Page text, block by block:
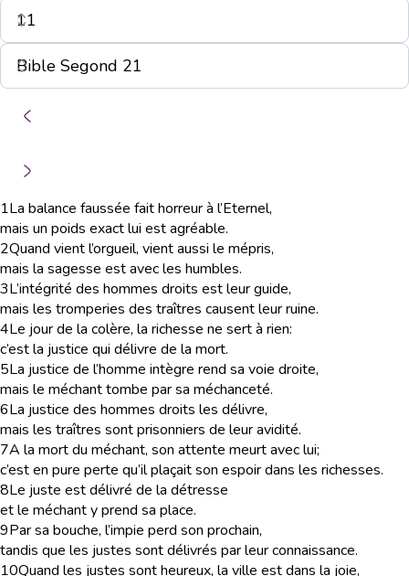
1La balance faussée fait horreur à l’Eternel,
mais un poids exact lui est agréable.
2Quand vient l’orgueil, vient aussi le mépris,
mais la sagesse est avec les humbles.
3L’intégrité des hommes droits est leur guide,
mais les tromperies des traîtres causent leur ruine.
4Le jour de la colère, la richesse ne sert à rien:
c’est la justice qui délivre de la mort.
5La justice de l’homme intègre rend sa voie droite,
mais le méchant tombe par sa méchanceté.
6La justice des hommes droits les délivre,
mais les traîtres sont prisonniers de leur avidité.
7A la mort du méchant, son attente meurt avec lui;
c’est en pure perte qu’il plaçait son espoir dans les richesses.
8Le juste est délivré de la détresse
et le méchant y prend sa place.
9Par sa bouche, l’impie perd son prochain,
tandis que les justes sont délivrés par leur connaissance.
10Quand les justes sont heureux, la ville est dans la joie,